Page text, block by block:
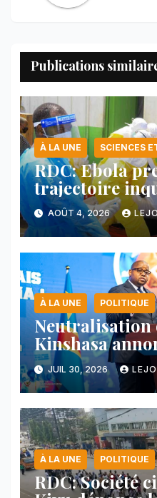
Publications
À LA UNE SCIENCES
RDC: Ebola
trajectoire
nord-est du
AOÛT 4, 2026
À LA UNE POLITIQUE
Neutralisation
Kinshasa
majeure et
face au
JUIL 30, 2026
À LA UNE POLITIQUE
RDC: Société